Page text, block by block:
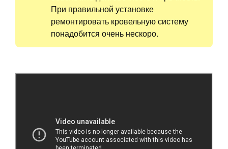
При правильной установке
ремонтировать кровельную систему
понадобится очень нескоро.